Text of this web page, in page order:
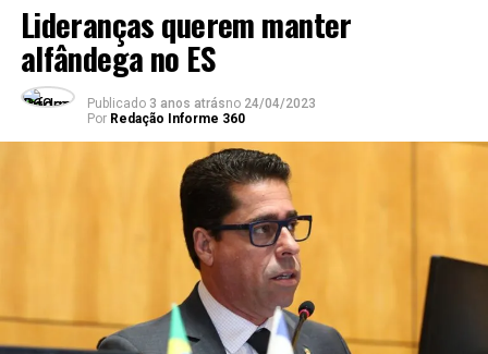
Lideranças querem manter
alfândega no ES
Publicado 3 anos atrásno 24/04/2023
Por Redação Informe 360